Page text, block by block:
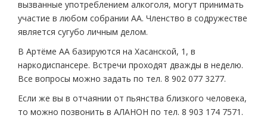
вызванные употреблением алкоголя, могут принимать
участие в любом собрании АА. Членство в содружестве
является сугубо личным делом.
В Артёме АА базируются на Хасанской, 1, в
наркодиспансере. Встречи проходят дважды в неделю.
Все вопросы можно задать по тел. 8 902 077 3277.
Если же вы в отчаянии от пьянства близкого человека,
то можно позвонить в АЛ­АНОН по тел. 8 903 174 7571.